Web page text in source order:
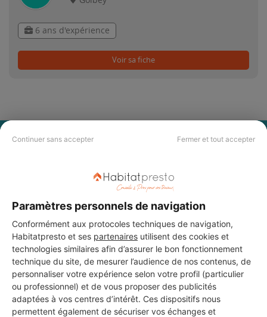
Continuer sans accepter Fermer et tout accepter
Paramètres personnels de navigation
Conformément aux protocoles techniques de navigation,
Habitatpresto et ses partenaires utilisent des cookies et
technologies similaires afin d’assurer le bon fonctionnement
technique du site, de mesurer l’audience de nos contenus, de
personnaliser votre expérience selon votre profil (particulier
ou professionnel) et de vous proposer des publicités
adaptées à vos centres d’intérêt. Ces dispositifs nous
permettent également de sécuriser vos échanges et
6 ans d'expérience
Voir sa fiche
PAS LE TEMPS DE
CHERCHER ?
Vous souhaitez réaliser des travaux et ne savez quel professionnel
choisir ? Demandez des devis travauxauprès de notre réseau de 5 000
professionnels partout en France.
DEMANDER UN DEVIS